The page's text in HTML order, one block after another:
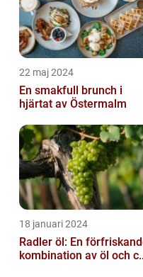
22 maj 2024
En smakfull brunch i
hjärtat av Östermalm
18 januari 2024
Radler öl: En
kombination av öl och